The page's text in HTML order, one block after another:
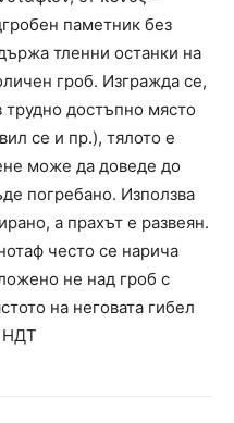
паметник без
тленни останки на
гроб. Изгражда се,
трудно достъпно място
се и пр.), тялото е
може да доведе до
погребано. Използва
а прахът е развеян.
често се нарича
не над гроб с
на неговата гибел
НДТ